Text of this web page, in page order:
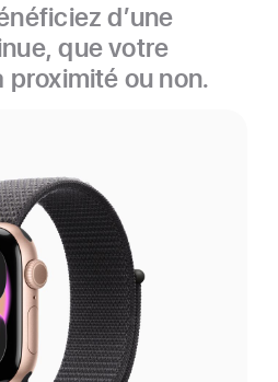
d’une
que votre
ou non.